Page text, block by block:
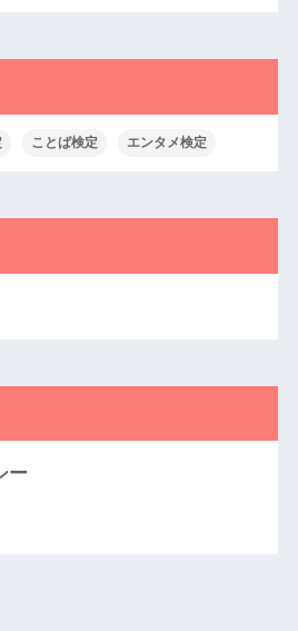
ことば検定 エンタメ検定
ー